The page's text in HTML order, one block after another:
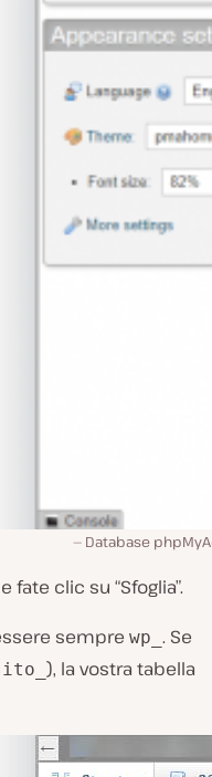
Database
e fate clic su “Sfoglia”.
sempre wp_ . Se
), la vostra tabella